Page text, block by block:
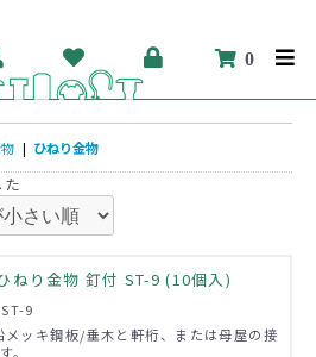
0
| ひねり金物
ねり金物 釘付 ST-9 (10個入)
9
メッキ鋼板/垂木と軒桁、または母屋の接
。